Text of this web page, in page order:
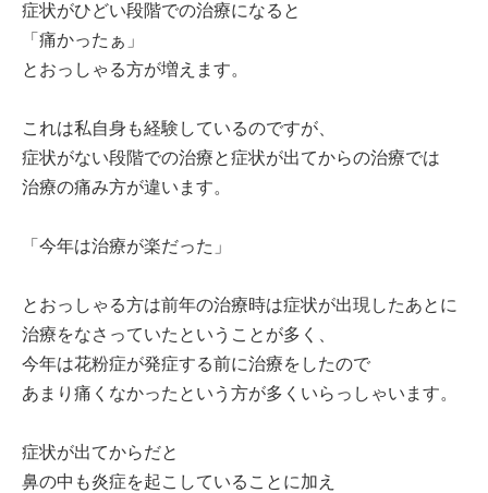
症状がひどい段階での治療になると
「痛かったぁ」
とおっしゃる方が増えます。
これは私自身も経験しているのですが、
症状がない段階での治療と症状が出てからの治療では
治療の痛み方が違います。
「今年は治療が楽だった」
とおっしゃる方は前年の治療時は症状が出現したあとに
治療をなさっていたということが多く、
今年は花粉症が発症する前に治療をしたので
あまり痛くなかったという方が多くいらっしゃいます。
症状が出てからだと
鼻の中も炎症を起こしていることに加え